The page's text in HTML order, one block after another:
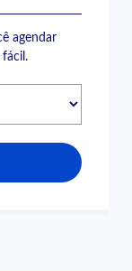
agendar
fácil.